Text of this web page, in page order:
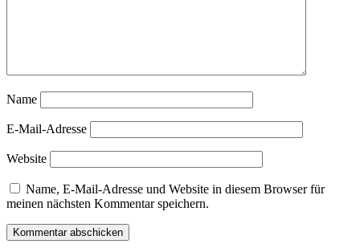
Name
E-Mail-Adresse
Website
Name, E-Mail-Adresse und Website in diesem Browser für
meinen nächsten Kommentar speichern.